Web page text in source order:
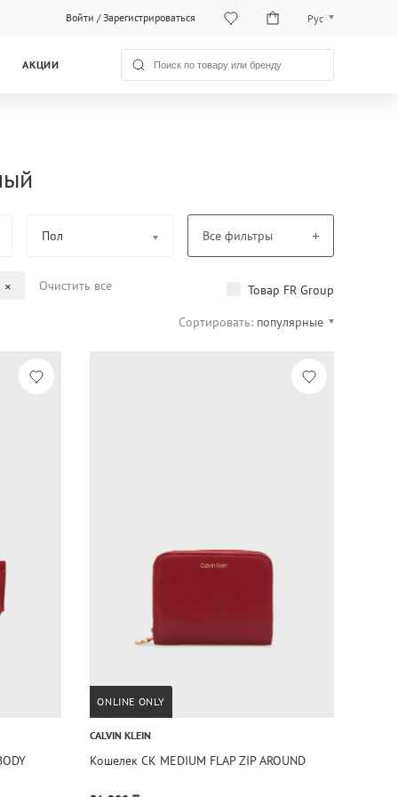
Войти /Зарегистрироваться Рус
Қаз
АКЦИИ
Пол Все фильтры
Очистить все
Товар FR Group
Сортировать: популярные
ONLINE ONLY
CALVIN KLEIN
Кошелек CK MEDIUM FLAP ZIP AROUND